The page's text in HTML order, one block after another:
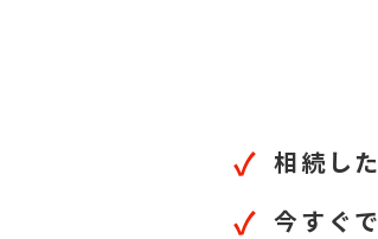
相続し
今すぐ